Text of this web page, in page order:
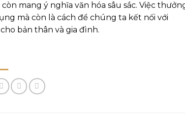
mang ý nghĩa văn hóa sâu sắc. Việc
mà còn là cách để chúng ta kết nối với
bản thân và gia đình.